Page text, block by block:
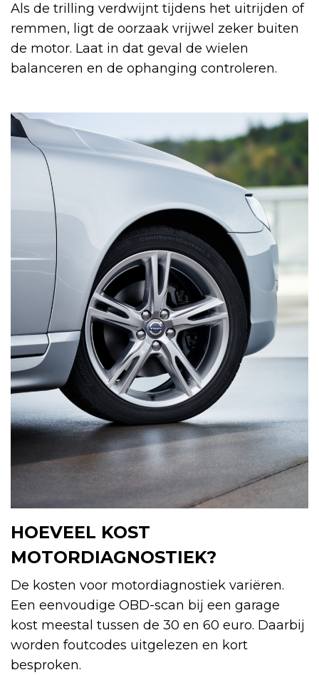
Als de trilling verdwijnt tijdens het uitrijden of
remmen, ligt de oorzaak vrijwel zeker buiten
de motor. Laat in dat geval de wielen
balanceren en de ophanging controleren.
HOEVEEL KOST
MOTORDIAGNOSTIEK?
De kosten voor motordiagnostiek variëren.
Een eenvoudige OBD-scan bij een garage
kost meestal tussen de 30 en 60 euro. Daarbij
worden foutcodes uitgelezen en kort
besproken.